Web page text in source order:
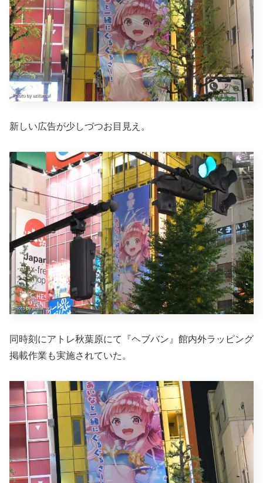
新しい広告が少しづつお目見え。
同時刻にアトレ秋葉原にて『ヘブバン』館内外ラッピング
掲載作業も実施されていた。